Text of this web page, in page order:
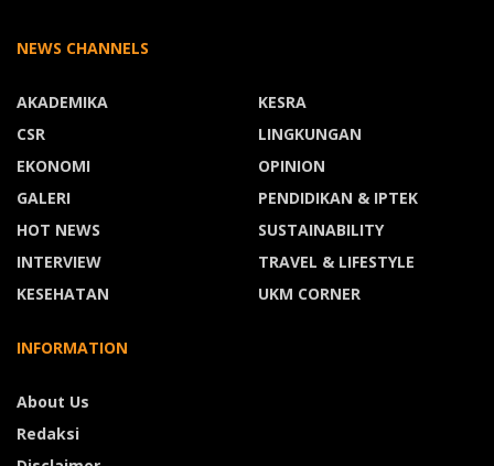
NEWS CHANNELS
AKADEMIKA
CSR
EKONOMI
GALERI
HOT NEWS
INTERVIEW
KESEHATAN
KESRA
LINGKUNGAN
OPINION
PENDIDIKAN & IPTEK
SUSTAINABILITY
TRAVEL & LIFESTYLE
UKM CORNER
INFORMATION
About Us
Redaksi